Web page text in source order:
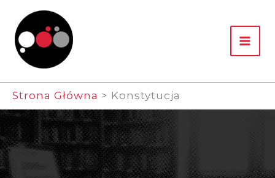
Przejdź
Treści
Strona Główna Konstytucja